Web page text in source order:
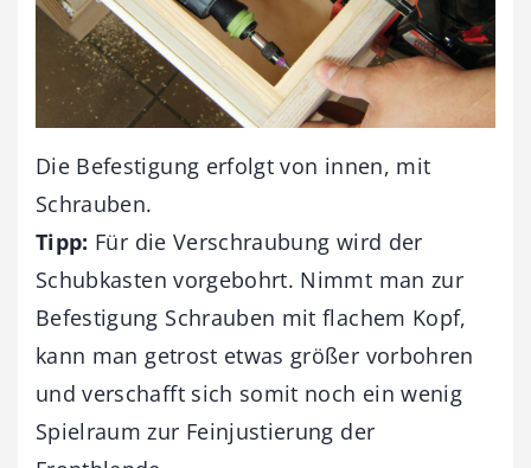
Die Befestigung erfolgt von innen, mit
Schrauben.
Tipp: Für die Verschraubung wird der
Schubkasten vorgebohrt. Nimmt man zur
Befestigung Schrauben mit flachem Kopf,
kann man getrost etwas größer vorbohren
und verschafft sich somit noch ein wenig
Spielraum zur Feinjustierung der